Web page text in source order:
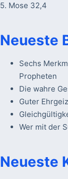
5. Mose 32,4
Neueste
Sechs
Propheten
Die wahre
Guter
Wer mit der
Neueste